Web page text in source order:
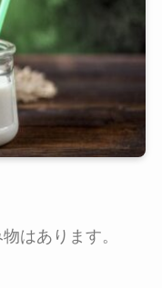
はあります。